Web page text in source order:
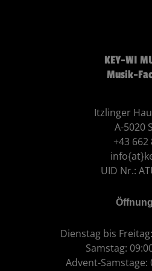
KEY-WI
Musik-
Itzlinger
A-5020
+43 662
UID Nr.:
Dienstag bis
Samstag:
Advent-Samstage: